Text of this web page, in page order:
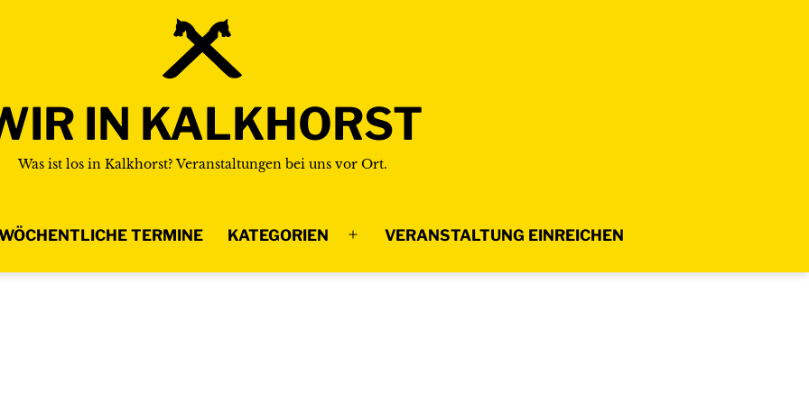
IN KALKHORST
Was ist los in Kalkhorst? Veranstaltungen bei uns vor Ort.
TERMINE KATEGORIEN
Menü VERANSTALTUNG EINREICHEN